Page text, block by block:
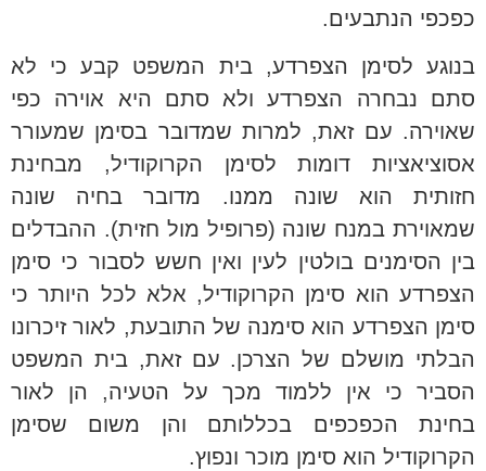
כפכפי הנתבעים.
בנוגע לסימן הצפרדע, בית המשפט קבע כי לא
סתם נבחרה הצפרדע ולא סתם היא אוירה כפי
שאוירה. עם זאת, למרות שמדובר בסימן שמעורר
אסוציאציות דומות לסימן הקרוקודיל, מבחינת
חזותית הוא שונה ממנו. מדובר בחיה שונה
שמאוירת במנח שונה (פרופיל מול חזית). ההבדלים
בין הסימנים בולטין לעין ואין חשש לסבור כי סימן
הצפרדע הוא סימן הקרוקודיל, אלא לכל היותר כי
סימן הצפרדע הוא סימנה של התובעת, לאור זיכרונו
הבלתי מושלם של הצרכן. עם זאת, בית המשפט
הסביר כי אין ללמוד מכך על הטעיה, הן לאור
בחינת הכפכפים בכללותם והן משום שסימן
הקרוקודיל הוא סימן מוכר ונפוץ.